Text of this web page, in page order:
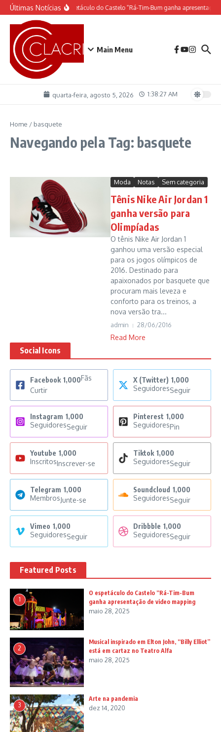
Ir para o conteúdo
Últimas NotíciasO espetáculo do Castelo “Rá-Tim-Bum ganha
Main Menu
quarta-feira, agosto 5, 2026 1:38:27 AM
Home / basquete
Navegando pela Tag: basquete
Moda Notas Sem categoria
Tênis Nike Air Jordan 1
ganha versão para
Olimpíadas
O tênis Nike Air Jordan 1
ganhou uma versão especial
para os jogos olímpicos de
2016. Destinado para
apaixonados por basquete que
procuram mais leveza e
conforto para os treinos, a
nova versão tra...
admin 28/06/2016
Read More
Social Icons
Facebook 1,000Fãs
Curtir
X (Twitter) 1,000
SeguidoresSeguir
Instagram 1,000
SeguidoresSeguir
Pinterest 1,000
SeguidoresPin
Youtube 1,000
InscritosInscrever-se
Tiktok 1,000
SeguidoresSeguir
Telegram 1,000
MembrosJunte-se
Soundcloud 1,000
SeguidoresSeguir
Vimeo 1,000
SeguidoresSeguir
Dribbble 1,000
SeguidoresSeguir
Featured Posts
1
O espetáculo do Castelo “Rá-Tim-Bum
ganha apresentação de video mapping
maio 28, 2025
2
Musical inspirado em Elton John, “Billy Elliot”
está em cartaz no Teatro Alfa
maio 28, 2025
3
Arte na pandemia
dez 14, 2020